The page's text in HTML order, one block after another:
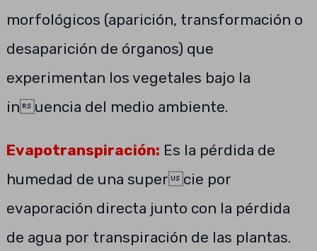
morfológicos (aparición, transformación o
desaparición de órganos) que
experimentan los vegetales bajo la
inuencia del medio ambiente.
Evapotranspiración: Es la pérdida de
humedad de una supercie por
evaporación directa junto con la pérdida
de agua por transpiración de las plantas.